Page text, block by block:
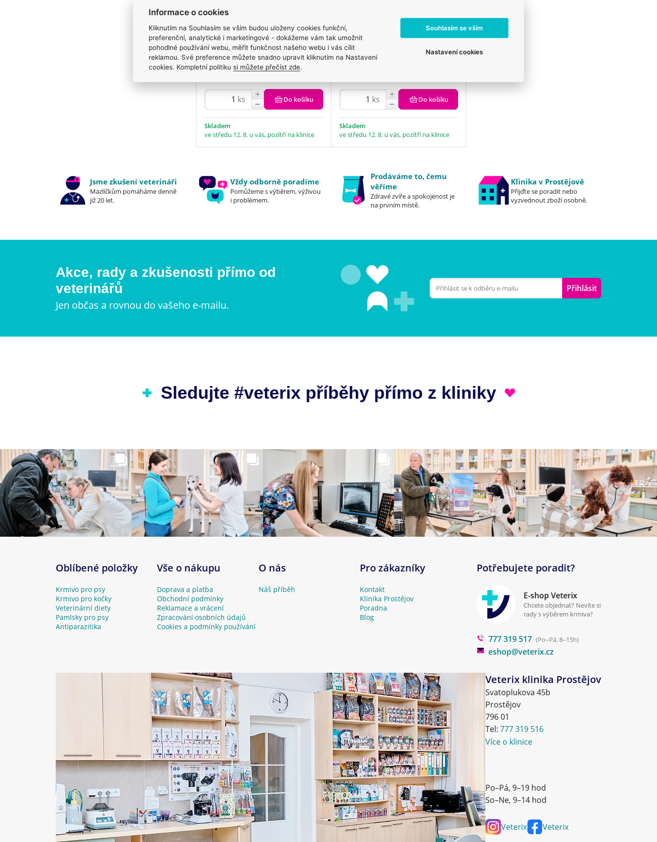
Olej z ostropestřce pro koně a
psy ZEUS 1000ml
314 Kč
ks Do košíku
Skladem
ve středu 12. 8. u vás, pozítří na klinice
Olej z tresčích jater pro psy
ZEUS 100% 500 ml
349 Kč
ks Do košíku
Skladem
ve středu 12. 8. u vás, pozítří na klinice
Jsme zkušení veterináři
Mazlíčkům pomáháme denně
již 20 let.
Vždy odborně poradíme
Pomůžeme s výběrem, výživou
i problémem.
Prodáváme to, čemu
věříme
Zdravé zvíře a spokojenost je
na prvním místě.
Klinika v Prostějově
Přijďte se poradit nebo
vyzvednout zboží osobně.
Akce, rady a zkušenosti přímo od
veterinářů
Jen občas a rovnou do vašeho e-mailu.
Přihlásit
Sledujte #veterix příběhy přímo z kliniky
Oblíbené položky
Krmivo pro psy
Krmivo pro kočky
Veterinární diety
Pamlsky pro psy
Antiparazitika
Vše o nákupu
Doprava a platba
Obchodní podmínky
Reklamace a vrácení
Zpracování osobních údajů
Cookies a podmínky používání
O nás
Náš příběh
Pro zákazníky
Kontakt
Klinika Prostějov
Poradna
Blog
Potřebujete poradit?
E-shop Veterix
Chcete objednat? Nevíte si
rady s výběrem krmiva?
777 319 517 (Po–Pá, 8–15h)
eshop@veterix.cz
Veterix klinika Prostějov
Svatoplukova 45b
Prostějov
796 01
Tel: 777 319 516
Více o klinice
Po–Pá, 9–19 hod
So–Ne, 9–14 hod
Veterix Veterix
Informace o cookies
Kliknutím na Souhlasím se vším budou uloženy cookies funkční,
preferenční, analytické i marketingové - dokážeme vám tak umožnit
pohodlné používání webu, měřit funkčnost našeho webu i vás cílit
reklamou. Své preference můžete snadno upravit kliknutím na Nastavení
cookies. Kompletní politiku si můžete přečíst zde.
Souhlasím se vším
Nastavení cookies